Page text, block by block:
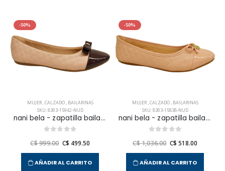
-50%
MUJER,CALZADO, BAILARINAS
SKU: 8303-15942-NUD
nani bela - zapatilla bailarina vestir para mujer
C$ 999.00 C$ 499.50
AÑADIR AL CARRITO
-50%
MUJER,CALZADO, BAILARINAS
SKU: 8303-15838-NUD
nani bela - zapatilla bailarina casual para mujer
C$ 1,036.00 C$ 518.00
AÑADIR AL CARRITO